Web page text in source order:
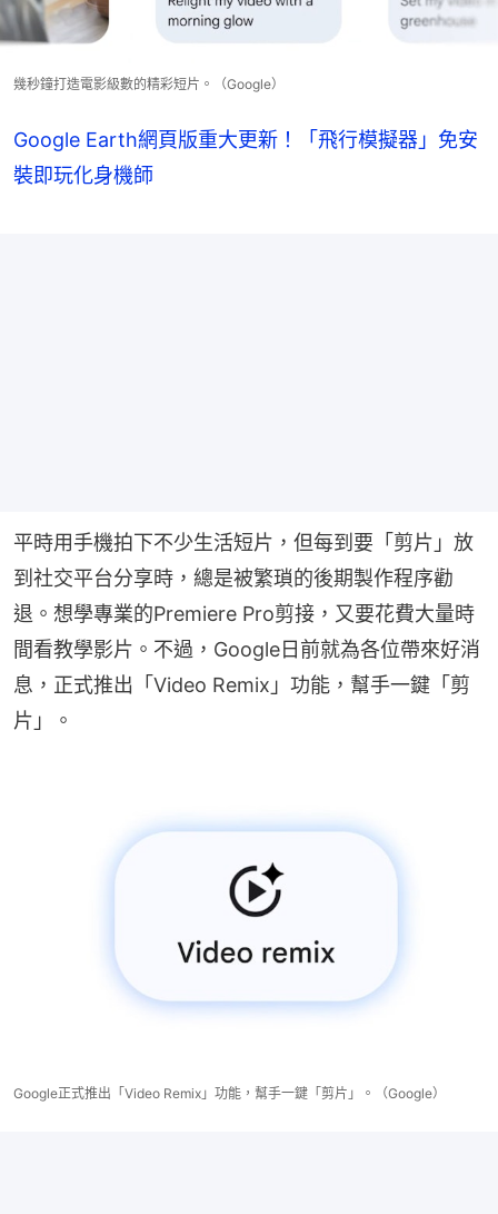
幾秒鐘打造電影級數的精彩短片。（Google）
Google Earth網頁版重大更新！「飛行模擬器」免安
裝即玩化身機師
平時用手機拍下不少生活短片，但每到要「剪片」放
到社交平台分享時，總是被繁瑣的後期製作程序勸
退。想學專業的Premiere Pro剪接，又要花費大量時
間看教學影片。不過，Google日前就為各位帶來好消
息，正式推出「Video Remix」功能，幫手一鍵「剪
片」。
Google正式推出「Video Remix」功能，幫手一鍵「剪片」。（Google）